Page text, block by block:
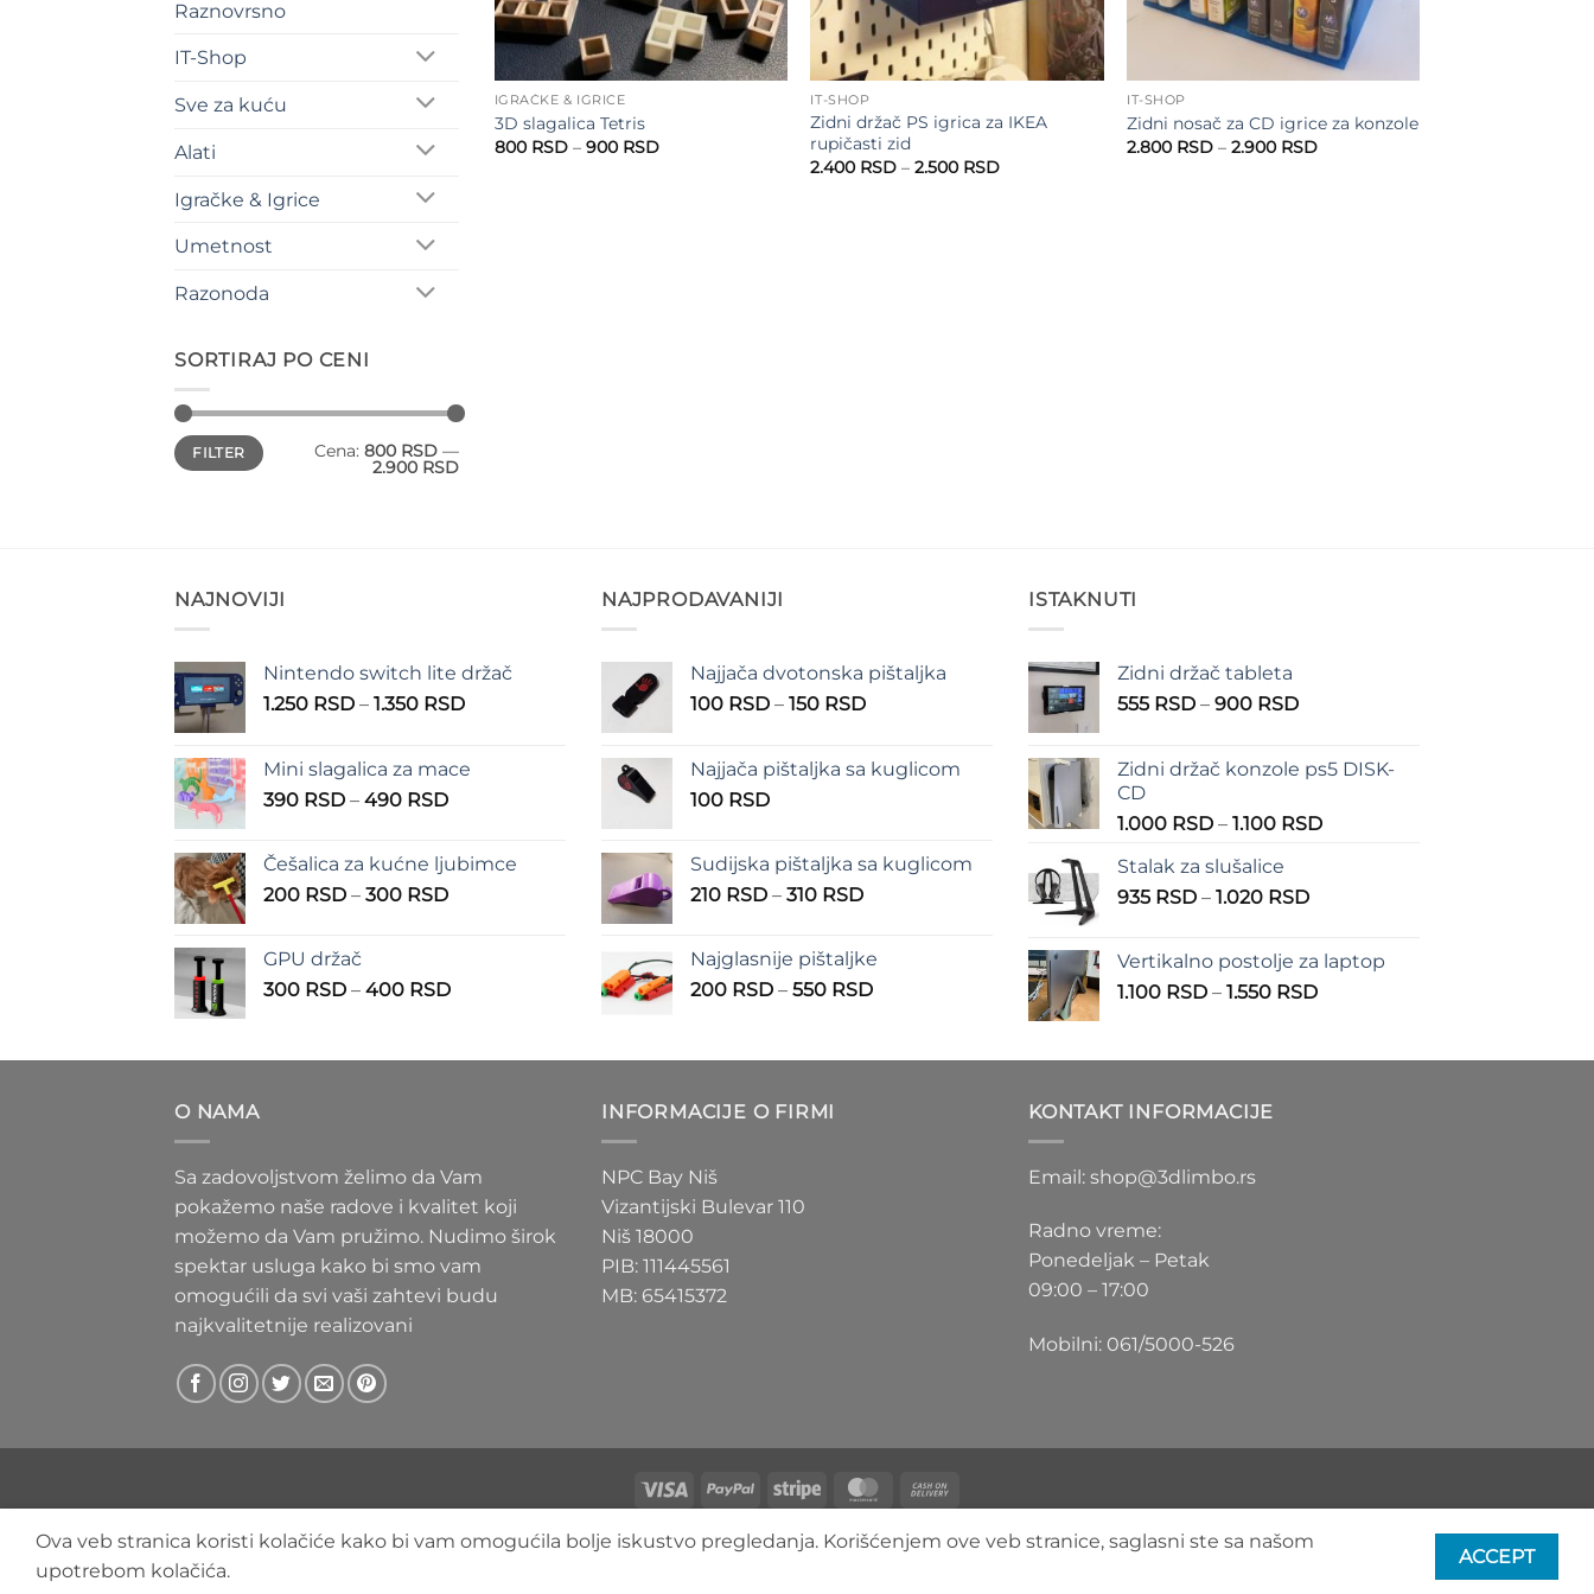
Raznovrsno
IT-Shop
Sve za kuću
Alati
Igračke & Igrice
Umetnost
Razonoda
SORTIRAJ PO CENI
Minimalna
cena
Maksimalna
cenaFILTER Cena: 800 RSD —
2.900 RSD
IGRAČKE & IGRICE
3D slagalica Tetris
800 RSD – 900 RSDRaspon
IT-SHOP
Zidni držač PS igrica za IKEA
rupičasti zid
2.400 RSD – 2.500 RSDRaspon
IT-SHOP
Zidni nosač za CD igrice za konzole
2.800 RSD – 2.900 RSDRaspon
NAJNOVIJI
Nintendo switch lite držač
1.250 RSD – 1.350 RSDRaspon
1.250 RSD
Mini slagalica za mace
390 RSD – 490 RSDRaspon
390 RSD
do
Češalica za kućne ljubimce
200 RSD – 300 RSDRaspon
do
GPU držač
300 RSD – 400 RSDRaspon
300 RSD
NAJPRODAVANIJI
Najjača dvotonska pištaljka
100 RSD – 150 RSDRaspon
100 RSD
Najjača pištaljka sa kuglicom
100 RSD
Sudijska pištaljka sa kuglicom
210 RSD – 310 RSDRaspon
210 RSD
do
Najglasnije pištaljke
200 RSD – 550 RSDRaspon
200 RSD
ISTAKNUTI
Zidni držač tableta
555 RSD – 900 RSDRaspon
555 RSD
900 RSD
Zidni držač konzole ps5 DISK-
CD
1.000 RSD – 1.100 RSDRaspon
Stalak za slušalice
935 RSD – 1.020 RSDRaspon
935 RSD
do
Vertikalno postolje za laptop
1.100 RSD – 1.550 RSDRaspon
1.100 RSD
O NAMA
Sa zadovoljstvom želimo da Vam
pokažemo naše radove i kvalitet koji
možemo da Vam pružimo. Nudimo širok
spektar usluga kako bi smo vam
omogućili da svi vaši zahtevi budu
najkvalitetnije realizovani
INFORMACIJE O FIRMI
NPC Bay Niš
Vizantijski Bulevar 110
Niš 18000
PIB: 111445561
MB: 65415372
KONTAKT INFORMACIJE
Email: shop@3dlimbo.rs
Radno vreme:
Ponedeljak – Petak
09:00 – 17:00
Mobilni: 061/5000-526
Visa PayPal Stripe MasterCard
On
Delivery
O NAMA BLOG FAQ KONTAKT
Ova veb stranica koristi kolačiće kako bi vam omogućila bolje iskustvo pregledanja. Korišćenjem ove veb stranice, saglasni ste sa našom
upotrebom kolačića.
ACCEPT